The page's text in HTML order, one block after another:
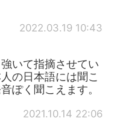
2022.03.19 10:43
いて指摘させてい
の日本語には聞こ
ぽく聞こえます。
2021.10.14 22:06